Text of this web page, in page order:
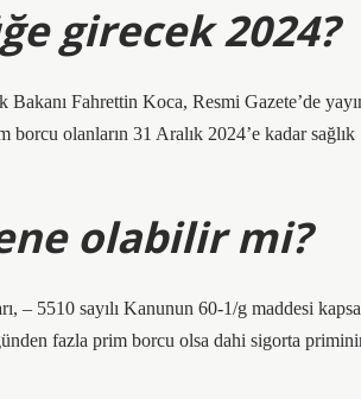
girecek 2024?
Bakanı Fahrettin Koca, Resmi Gazete’de
borcu olanların 31 Aralık 2024’e kadar sağlık
olabilir mi?
– 5510 sayılı Kanunun 60-1/g maddesi
fazla prim borcu olsa dahi sigorta